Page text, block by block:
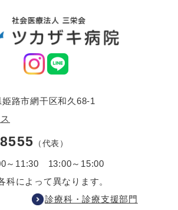
路市網干区和久68-1
（代表）
～11:30 13:00～15:00
科によって異なります。
診療科・診療支援部門